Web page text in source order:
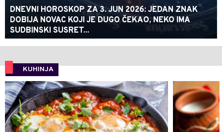
DNEVNI HOROSKOP ZA 3. JUN 2026: JEDAN ZNAK
DOBIJA NOVAC KOJI JE DUGO ČEKAO, NEKO IMA
SUDBINSKI SUSRET...
KUHINJA
0